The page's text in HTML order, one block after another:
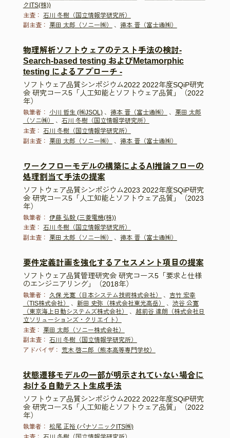
クITS(株))
主査： 石川 冬樹（国立情報学研究所）
副主査：
栗田 太郎（ソニー㈱） 、 徳本 晋（富士通㈱）
物理解析ソフトウェアのテスト手法の検討-
Search-based testing およびMetamorphic
testing によるアプローチ -
ソフトウェア品質シンポジウム2022 2022年度SQiP研究
会 研究コース5「人工知能とソフトウェア品質」（2022
年）
執筆者： 小川 哲生 (㈱JSOL)、 徳本 晋（富士通㈱） 、 栗田 太郎
（ソニ㈱）
、 石川 冬樹（国立情報学研究所）
主査： 石川 冬樹（国立情報学研究所）
副主査：
栗田 太郎（ソニー㈱） 、 徳本 晋（富士通㈱）
ワークフローモデルの構築によるAI推論フローの
処理割当て手法の提案
ソフトウェア品質シンポジウム2023 2022年度SQiP研究
会 研究コース5「人工知能とソフトウェア品質」（2023
年）
執筆者： 伊藤 弘毅 (三菱電機(株))
主査： 石川 冬樹（国立情報学研究所）
副主査：
栗田 太郎（ソニー㈱） 、 徳本 晋（富士通㈱）
要件定義計画を強化するアセスメント項目の提案
ソフトウェア品質管理研究会 研究コース5「要求と仕様
のエンジニアリング」（2018年）
執筆者： 久保 光寛（日本システム技術株式会社） 、 吉竹 宏幸
（TIS株式会社）
、 新田 史弥（株式会社東光高岳） 、 渋谷 公寛
（東京海上日動システムズ株式会社）
、 越前谷 達朗（株式会社日
立ソリューションズ・クリエイト）
主査：
栗田 太郎（ソニー株式会社）
副主査： 石川 冬樹（国立情報学研究所）
アドバイザ： 荒木 啓二郎（熊本高等専門学校）
状態遷移モデルの一部が明示されていない場合に
おける自動テスト生成手法
ソフトウェア品質シンポジウム2022 2022年度SQiP研究
会 研究コース5「人工知能とソフトウェア品質」（2022
年）
執筆者： 松尾 正裕 (パナソニックITS㈱)